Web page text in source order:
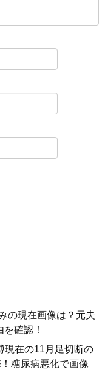
の現在画像は？元夫
確認！
現在の11月足切断の
糖尿病悪化で画像